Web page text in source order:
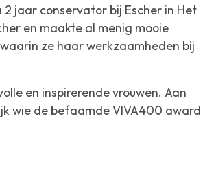
jaar conservator bij Escher in Het
en maakte al menig mooie
ze haar werkzaamheden bij
en inspirerende vrouwen. Aan
wie de befaamde VIVA400 award